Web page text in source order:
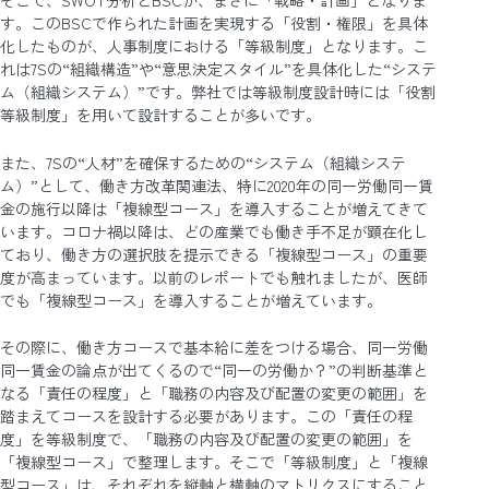
す。このBSCで作られた計画を実現する「役割・権限」を具体
化したものが、人事制度における「等級制度」となります。こ
れは7Sの“組織構造”や“意思決定スタイル”を具体化した“システ
ム（組織システム）”です。弊社では等級制度設計時には「役割
等級制度」を用いて設計することが多いです。
また、7Sの“人材”を確保するための“システム（組織システ
ム）”として、働き方改革関連法、特に2020年の同一労働同一賃
金の施行以降は「複線型コース」を導入することが増えてきて
います。コロナ禍以降は、どの産業でも働き手不足が顕在化し
ており、働き方の選択肢を提示できる「複線型コース」の重要
度が高まっています。以前のレポートでも触れましたが、医師
でも「複線型コース」を導入することが増えています。
その際に、働き方コースで基本給に差をつける場合、同一労働
同一賃金の論点が出てくるので“同一の労働か？”の判断基準と
なる「責任の程度」と「職務の内容及び配置の変更の範囲」を
踏まえてコースを設計する必要があります。この「責任の程
度」を等級制度で、「職務の内容及び配置の変更の範囲」を
「複線型コース」で整理します。そこで「等級制度」と「複線